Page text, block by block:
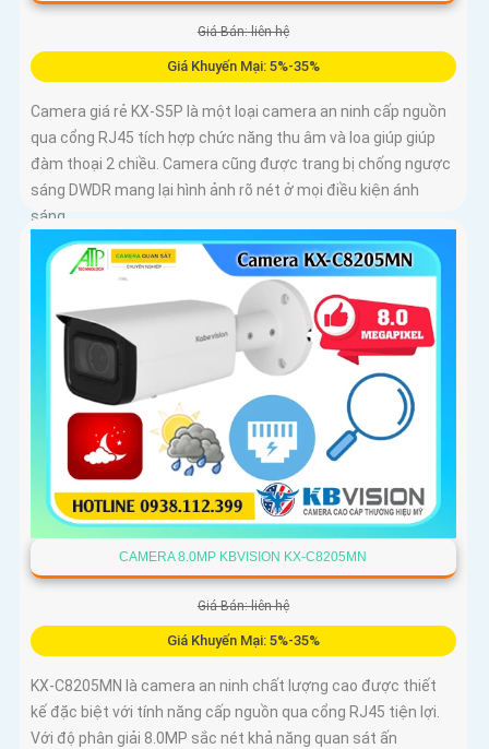
Giá Bán: liên hệ
Giá Khuyến Mại: 5%-35%
Camera giá rẻ KX-S5P là một loại camera an ninh cấp nguồn
qua cổng RJ45 tích hợp chức năng thu âm và loa giúp giúp
đàm thoại 2 chiều. Camera cũng được trang bị chống ngược
sáng DWDR mang lại hình ảnh rõ nét ở mọi điều kiện ánh
sáng
CAMERA 8.0MP KBVISION KX-C8205MN
Giá Bán: liên hệ
Giá Khuyến Mại: 5%-35%
KX-C8205MN là camera an ninh chất lượng cao được thiết
kế đặc biệt với tính năng cấp nguồn qua cổng RJ45 tiện lợi.
Với độ phân giải 8.0MP sắc nét khả năng quan sát ấn